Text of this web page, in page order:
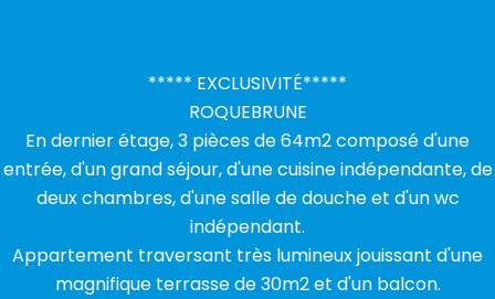
***** EXCLUSIVITÉ*****
ROQUEBRUNE
En dernier étage, 3 pièces de 64m2 composé d'une
entrée, d'un grand séjour, d'une cuisine indépendante, de
deux chambres, d'une salle de douche et d'un wc
indépendant.
Appartement traversant très lumineux jouissant d'une
magnifique terrasse de 30m2 et d'un balcon.